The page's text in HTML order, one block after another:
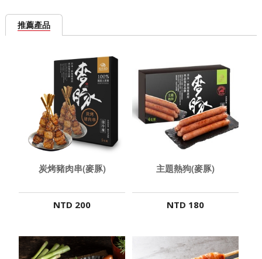
推薦產品
炭烤豬肉串(麥豚)
NTD 200
主題熱狗(麥豚)
NTD 180